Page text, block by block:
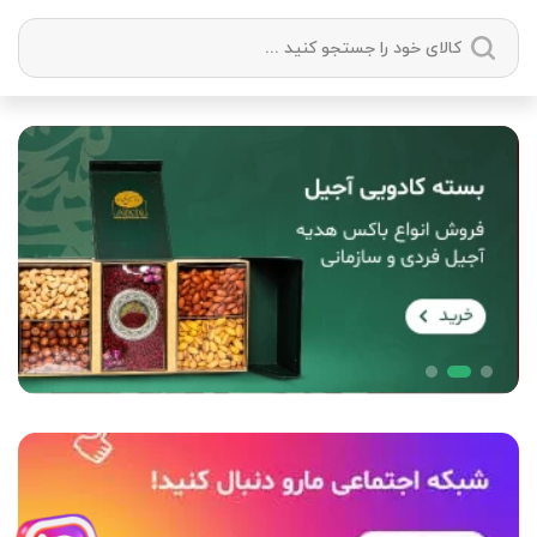
دسته بندی ها
آجیل میوه خشک خشکبار